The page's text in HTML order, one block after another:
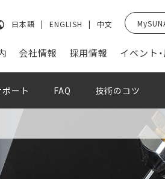
日本語 ENGLISH 中文
会社情報 採⽤情報 イベント
ポート FAQ 技術のコツ